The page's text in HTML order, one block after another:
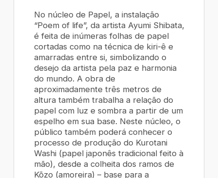
No núcleo de Papel, a instalação
“Poem of life”, da artista Ayumi Shibata,
é feita de inúmeras folhas de papel
cortadas como na técnica de kiri-ê e
amarradas entre si, simbolizando o
desejo da artista pela paz e harmonia
do mundo. A obra de
aproximadamente três metros de
altura também trabalha a relação do
papel com luz e sombra a partir de um
espelho em sua base. Neste núcleo, o
público também poderá conhecer o
processo de produção do Kurotani
Washi (papel japonês tradicional feito à
mão), desde a colheita dos ramos de
Kōzo (amoreira)– base para a